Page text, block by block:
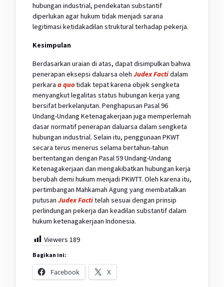
hubungan industrial, pendekatan substantif
diperlukan agar hukum tidak menjadi sarana
legitimasi ketidakadilan struktural terhadap pekerja.
Kesimpulan
Berdasarkan uraian di atas, dapat disimpulkan bahwa
penerapan eksepsi daluarsa oleh Judex Factidalam
perkara a quotidak tepat karena objek sengketa
menyangkut legalitas status hubungan kerja yang
bersifat berkelanjutan. Penghapusan Pasal 96
Undang-Undang Ketenagakerjaan juga memperlemah
dasar normatif penerapan daluarsa dalam sengketa
hubungan industrial. Selain itu, penggunaan PKWT
secara terus menerus selama bertahun-tahun
bertentangan dengan Pasal 59 Undang-Undang
Ketenagakerjaan dan mengakibatkan hubungan kerja
berubah demi hukum menjadi PKWTT. Oleh karena itu,
pertimbangan Mahkamah Agung yang membatalkan
putusan Judex Factitelah sesuai dengan prinsip
perlindungan pekerja dan keadilan substantif dalam
hukum ketenagakerjaan Indonesia.
Viewers 189
Bagikan ini:
Facebook X